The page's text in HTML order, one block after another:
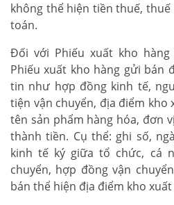
không thể hiện tiền thuế,
toán.
Đối với Phiếu xuất kho
Phiếu xuất kho hàng gửi bán
tin như hợp đồng kinh tế,
tiện vận chuyển, địa điểm kho
tên sản phẩm hàng hóa, đơn
thành tiền. Cụ thể: ghi số,
kinh tế ký giữa tổ chức, cá
chuyển, hợp đồng vận
bán thể hiện địa điểm kho xuất